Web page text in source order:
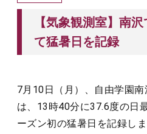
【気象観測室】南
て猛暑日を記録
7月10日（月）、自由学園
は、13時40分に37.6度の日
ーズン初の猛暑日を記録し